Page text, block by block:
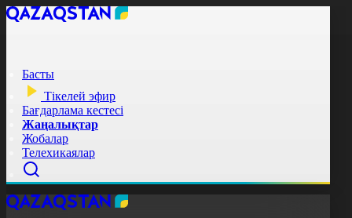
Басты
Тікелей эфир
Бағдарлама кестесі
Жаңалықтар
Жобалар
Телехикаялар